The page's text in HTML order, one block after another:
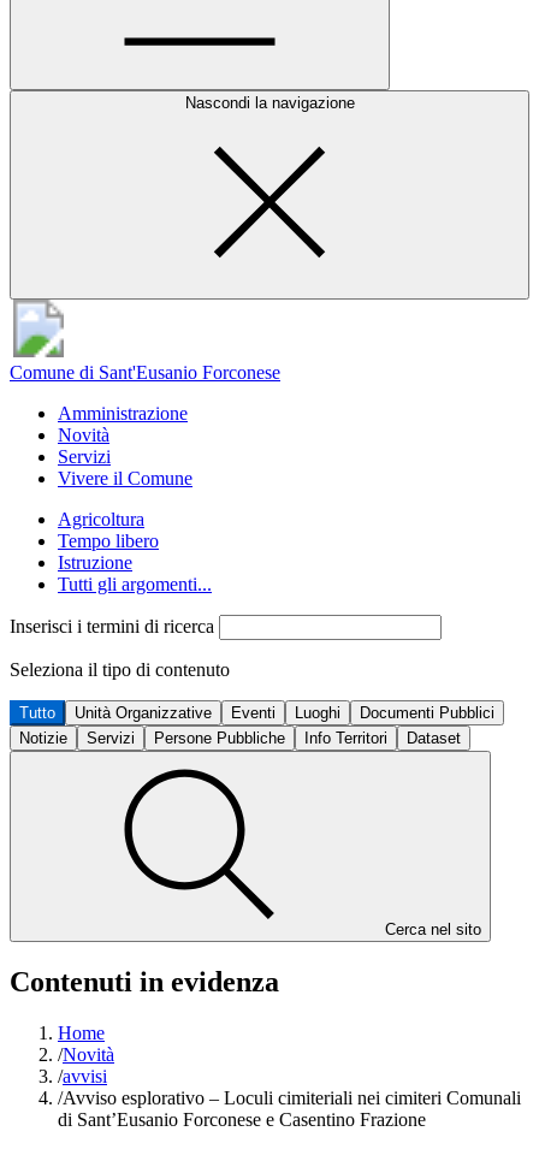
Nascondi la navigazione
Comune di Sant'Eusanio Forconese
Amministrazione
Novità
Servizi
Vivere il Comune
Agricoltura
Tempo libero
Istruzione
Tutti gli argomenti...
Inserisci i termini di ricerca
Seleziona il tipo di contenuto
Tutto Unità Organizzative Eventi Luoghi
Documenti Pubblici
Notizie
Servizi Persone Pubbliche Info Territori Dataset
Cerca nel sito
Contenuti in evidenza
Home
/Novità
/avvisi
/Avviso esplorativo – Loculi cimiteriali nei cimiteri Comunali
di Sant’Eusanio Forconese e Casentino Frazione